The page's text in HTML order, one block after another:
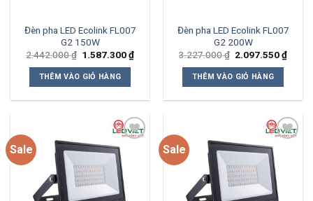
Đèn pha LED Ecolink FL007
G2 150W
2.442.000₫ Giá
là:
2.442.000 ₫.
1.587.300₫Giá
1.587.300 ₫.
THÊM VÀO GIỎ HÀNG
Đèn pha LED Ecolink FL007
G2 200W
3.227.000₫ Giá
là:
3.227.000 ₫.
2.097.550₫Giá
THÊM VÀO GIỎ HÀNG
Sale
Add to
wishlist
Sale
Add to
wishlist